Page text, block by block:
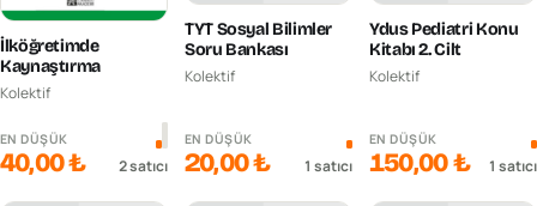
İlköğretimde
Kaynaştırma
Kolektif
EN DÜŞÜK
40,00 ₺ 2satıcı
TYT Sosyal Bilimler
Soru Bankası
Kolektif
EN DÜŞÜK
20,00 ₺ 1 satıcı
Ydus Pediatri Konu
Kitabı 2. Cilt
Kolektif
EN DÜŞÜK
150,00 ₺ 1 satıcı